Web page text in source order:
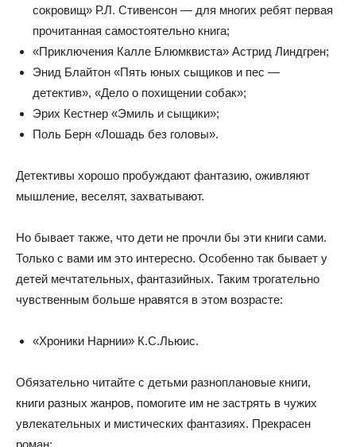
сокровищ» Р.Л. Стивенсон — для многих ребят первая
прочитанная самостоятельно книга;
«Приключения Калле Блюмквиста» Астрид Линдгрен;
Энид Блайтон «Пять юных сыщиков и пес —
детектив», «Дело о похищении собак»;
Эрих Кестнер «Эмиль и сыщики»;
Поль Берн «Лошадь без головы».
Детективы хорошо пробуждают фантазию, оживляют
мышление, веселят, захватывают.
Но бывает также, что дети не прочли бы эти книги сами.
Только с вами им это интересно. Особенно так бывает у
детей мечтательных, фантазийных. Таким трогательно
чувственным больше нравятся в этом возрасте:
«Хроники Нарнии» К.С.Льюис.
Обязательно читайте с детьми разноплановые книги,
книги разных жанров, помогите им не застрять в чужих
увлекательных и мистических фантазиях. Прекрасен
роман: